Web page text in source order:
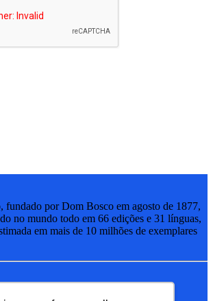
fundado por Dom Bosco em agosto de 1877,
no mundo todo em 66 edições e 31 línguas,
em mais de 10 milhões de exemplares